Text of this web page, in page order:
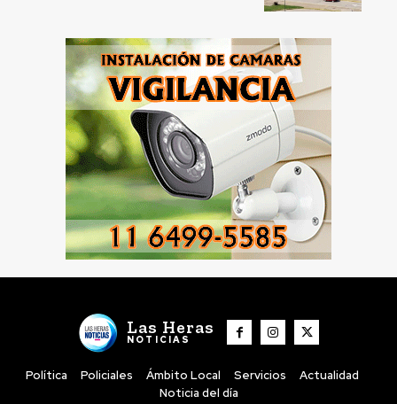
Las Heras
NOTICIAS
Política Policiales Ámbito Local Servicios
Actualidad
Noticia del día